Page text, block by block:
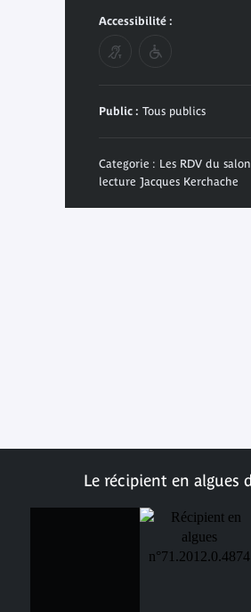
Accessibilité :
Public : Tous publics
Categorie : Les RDV du
lecture Jacques Kerchache
Le récipient en algues